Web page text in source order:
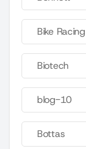
Bike Racing
Biotech
blog-10
Bottas